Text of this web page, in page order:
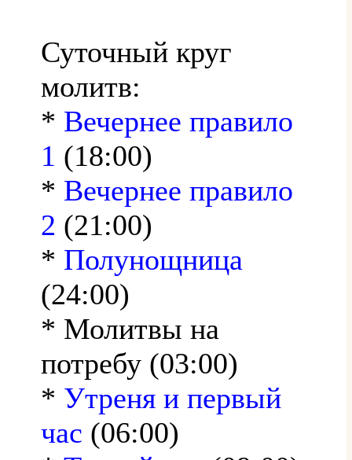
Суточный круг
молитв:
* Вечернее правило
1 (18:00)
* Вечернее правило
2 (21:00)
* Полунощница
(24:00)
* Молитвы на
потребу (03:00)
* Утреня и первый
час (06:00)